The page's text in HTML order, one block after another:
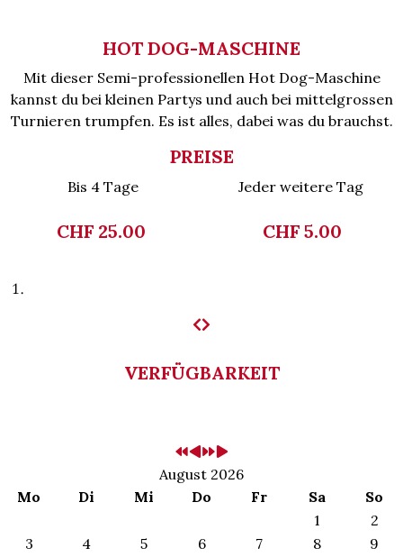
HOT DOG-MASCHINE
Mit dieser Semi-professionellen Hot Dog-Maschine
kannst du bei kleinen Partys und auch bei mittelgrossen
Turnieren trumpfen. Es ist alles, dabei was du brauchst.
PREISE
Bis 4 Tage Jeder weitere Tag
CHF 25.00 CHF 5.00
VERFÜGBARKEIT
August 2026
Mo
Di Mi Do Fr Sa
So
1
2
3
4 5 6 7 8
9